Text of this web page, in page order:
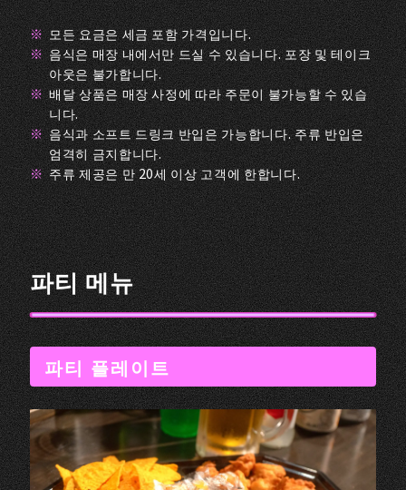
모든 요금은 세금 포함 가격입니다.
음식은 매장 내에서만 드실 수 있습니다. 포장 및 테이크
아웃은 불가합니다.
배달 상품은 매장 사정에 따라 주문이 불가능할 수 있습
니다.
음식과 소프트 드링크 반입은 가능합니다. 주류 반입은
엄격히 금지합니다.
주류 제공은 만 20세 이상 고객에 한합니다.
파티 메뉴
파티 플레이트